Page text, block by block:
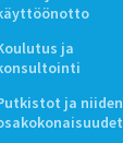
ja
ja niiden